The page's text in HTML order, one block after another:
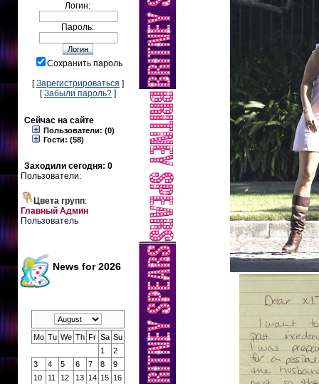
Логин:
Пароль:
Сохранить пароль
[Зарегистрироваться ]
[Забыли пароль? ]
Сейчас на сайте
Пользователи: (0)
Гости: (58)
Заходили сегодня: 0
Пользователи:
Цвета групп:
Главный Админ
Пользователь
News for 2026
Mo Tu We Th Fr Sa Su
1
2
3
4 5 6 7 8
9
10
11 12 13 14 15 16